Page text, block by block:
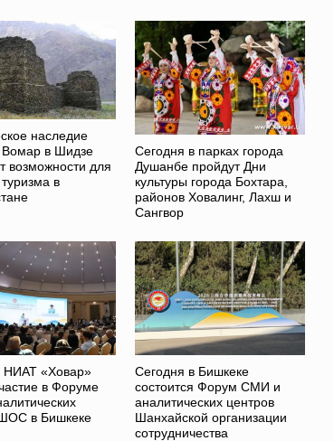
наследие
Вомар в Шидзе
возможности для
в
Сегодня в парках города
Душанбе пройдут Дни
культуры города Бохтара,
районов Ховалинг, Лахш и
Сангвор
НИАТ «Ховар»
в Форуме
в Бишкеке
Сегодня в Бишкеке
состоится Форум СМИ и
аналитических центров
Шанхайской организации
сотрудничества